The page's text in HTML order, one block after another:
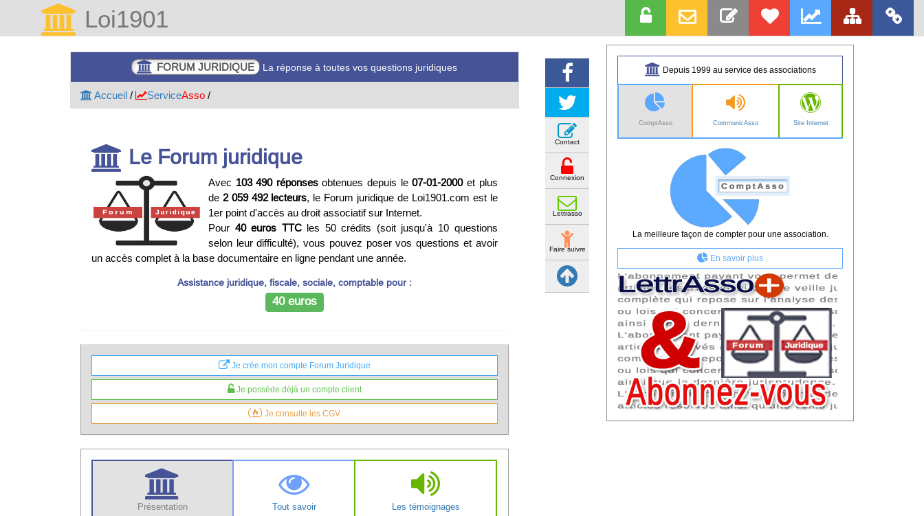
Loi1901
FORUM JURIDIQUE La réponse à toutes vos questions juridiques
Accueil / ServiceAsso /
Le Forum juridique
Avec 103 490 réponsesobtenues depuis le07-01-2000et plus
de 2 059 492 lecteurs, le Forum juridique de Loi1901.com est le
1er point d'accès au droit associatif sur Internet.
Pour 40 euros TTCles 50 crédits (soit jusqu'à 10 questions
selon leur difficulté), vous pouvez poser vos questions et avoir
un accès complet à la base documentaire en ligne pendant une année.
Assistance juridique, fiscale, sociale, comptable pour :
40 euros
Je crée mon compte Forum Juridique
Je possède déjà un compte client
Je consulte les CGV
Présentation Tout savoir Les témoignages
Contact
Connexion
Lettrasso
Faire suivre
Depuis 1999 au service des associations
ComptAsso CommunicAsso Site Internet
La meilleure façon de compter pour une association.
En savoir plus